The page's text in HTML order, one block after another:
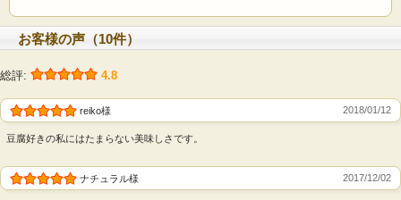
日光の水とにがりだけで醸し出す絶妙な旨み
冷たい豆乳ににがりを加え、じっくりと固めることで、
きめ細やかでなめらかな豆腐に仕上げました。原材料は
北海道産大豆と天然由来のにがりだけ。日光連山の伏流
水で、美味しさをさらに引き出しました。冷や奴や温
奴、さっと火を通してお味噌汁などにどうぞ。
お客様の声（10件）
総評: 4.8
reiko様 2018/01/12
豆腐好きの私にはたまらない美味しさです。
ナチュラル様 2017/12/02